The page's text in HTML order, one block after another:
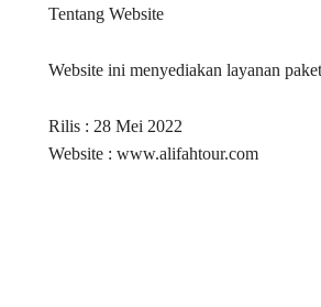
Tentang Website
Website ini menyediakan layanan
Rilis : 28 Mei 2022
Website : www.alifahtour.com